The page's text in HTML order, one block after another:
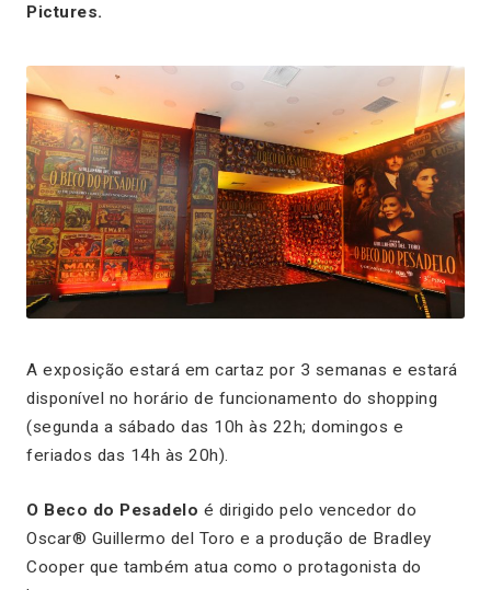
Pictures.
A exposição estará em cartaz por 3 semanas e estará
disponível no horário de funcionamento do shopping
(segunda a sábado das 10h às 22h; domingos e
feriados das 14h às 20h).
O Beco do Pesadelo é dirigido pelo vencedor do
Oscar® Guillermo del Toro e a produção de Bradley
Cooper que também atua como o protagonista do